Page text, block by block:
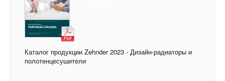
Каталог продукции Zehnder 2023 - Дизайн-радиаторы и
полотенцесушители